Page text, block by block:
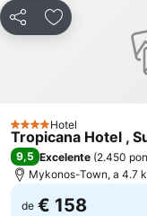
PartilharAdicionar aos
4 Estrelas
Hotel
Tropicana Hotel ,
9,5 Excelente (2.450
Mykonos-Town, a 4.7
de € 158